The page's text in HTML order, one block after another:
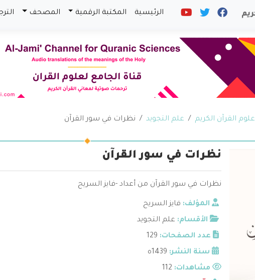
الرئيسية المكتبة الرقمية المصحف
علوم القرآن الكريم علم التجويد نظرات في سور القرآن
نظرات في سور القرآن
نظرات في سور القرآن من أعداد -فايز السريح
المؤلف: فايز السريح
الأقسام: علم التجويد
عدد الصفحات: 129
سنة النشر: 1439ه
مشاهدات: